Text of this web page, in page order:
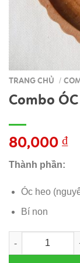
TRANG CHỦ /
Combo
80,000 ₫
Thành phần:
Óc heo
Bí non
Combo ÓC HEO